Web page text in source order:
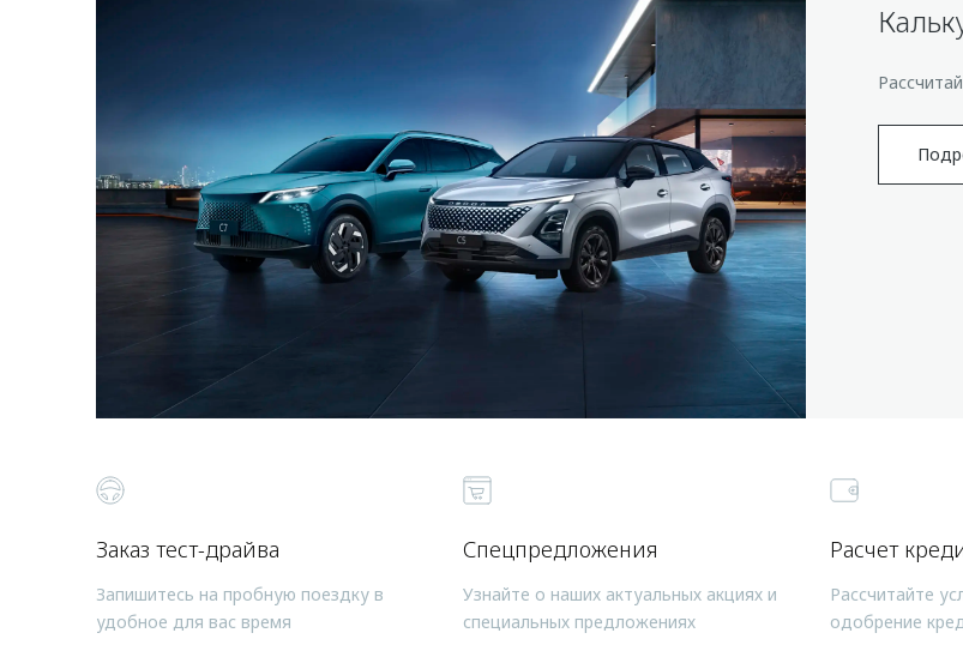
Заказ тест-драйва
Запишитесь на пробную поездку в
удобное для вас время
Спецпредложения
Узнайте о наших актуальных акциях и
специальных предложениях
Расчет
Рассчитайте
одобрение